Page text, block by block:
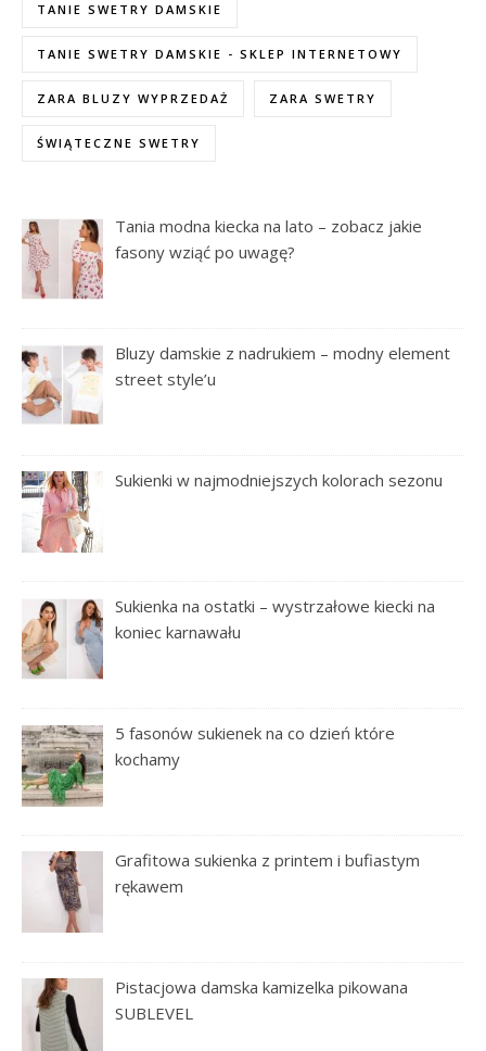
TANIE SWETRY DAMSKIE
TANIE SWETRY DAMSKIE - SKLEP INTERNETOWY
ZARA BLUZY WYPRZEDAŻ ZARA SWETRY
ŚWIĄTECZNE SWETRY
Tania modna kiecka na lato – zobacz jakie
fasony wziąć po uwagę?
Bluzy damskie z nadrukiem – modny element
street style’u
Sukienki w najmodniejszych kolorach sezonu
Sukienka na ostatki – wystrzałowe kiecki na
koniec karnawału
5 fasonów sukienek na co dzień które
kochamy
Grafitowa sukienka z printem i bufiastym
rękawem
Pistacjowa damska kamizelka pikowana
SUBLEVEL